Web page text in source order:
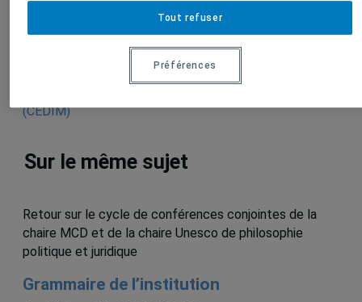
droit
mondialisation
(CEDIM)
Sur le même sujet
Retour sur le cycle de conférences conjointes de la
chaire MCD et de la chaire Unesco de philosophie
politique et juridique
Grammaire de l’institution
Tout refuser
Préférences